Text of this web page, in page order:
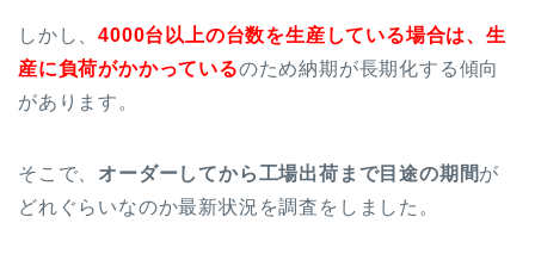
しかし、4000台以上の台数を生産している場合は、生
産に負荷がかかっているのため納期が長期化する傾向
があります。
そこで、 オーダーしてから工場出荷まで目途の期間が
どれぐらいなのか最新状況を調査をしました。